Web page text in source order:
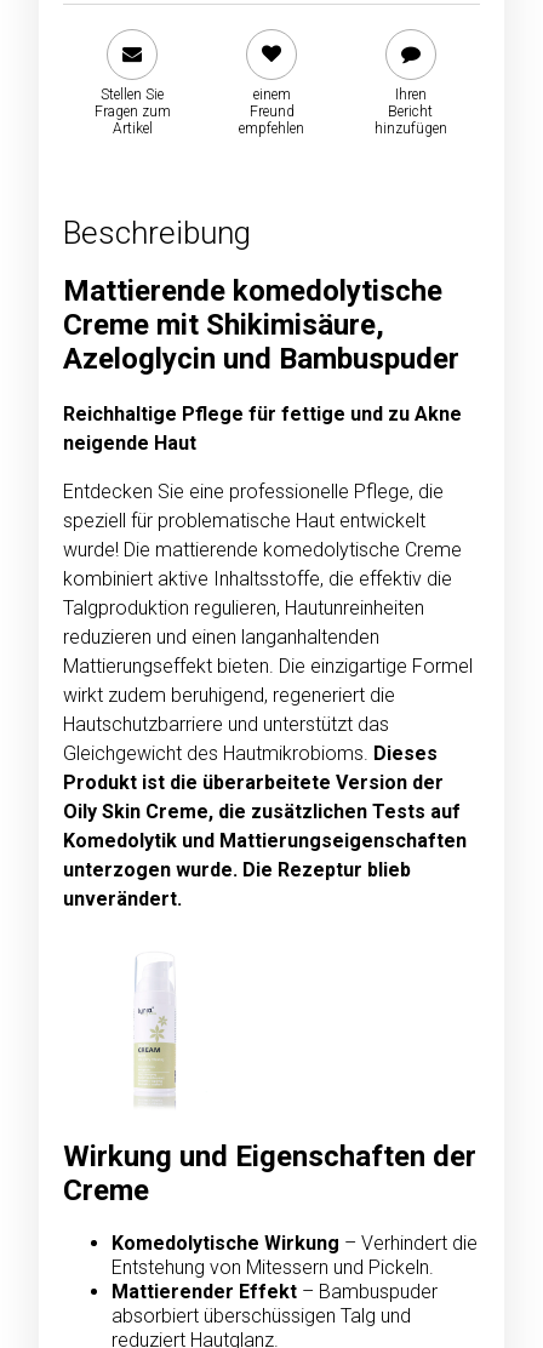
Stellen Sie
Fragen zum
Artikel
einem
Freund
empfehlen
Ihren
Bericht
hinzufügen
Beschreibung
Mattierende komedolytische
Creme mit Shikimisäure,
Azeloglycin und Bambuspuder
Reichhaltige Pflege für fettige und zu Akne
neigende Haut
Entdecken Sie eine professionelle Pflege, die
speziell für problematische Haut entwickelt
wurde! Die mattierende komedolytische Creme
kombiniert aktive Inhaltsstoffe, die effektiv die
Talgproduktion regulieren, Hautunreinheiten
reduzieren und einen langanhaltenden
Mattierungseffekt bieten. Die einzigartige Formel
wirkt zudem beruhigend, regeneriert die
Hautschutzbarriere und unterstützt das
Gleichgewicht des Hautmikrobioms. Dieses
Produkt ist die überarbeitete Version der
Oily Skin Creme, die zusätzlichen Tests auf
Komedolytik und Mattierungseigenschaften
unterzogen wurde. Die Rezeptur blieb
unverändert.
Wirkung und Eigenschaften der
Creme
Komedolytische Wirkung – Verhindert die
Entstehung von Mitessern und Pickeln.
Mattierender Effekt – Bambuspuder
absorbiert überschüssigen Talg und
reduziert Hautglanz.